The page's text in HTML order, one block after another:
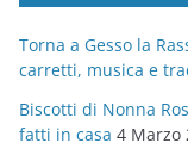
o
r
i
e
Torna a Gesso la
carretti, musica e
Biscotti di Nonna
fatti in casa 4 Marzo